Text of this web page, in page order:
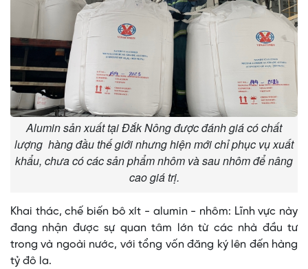
Alumin sản xuất tại Đắk Nông được đánh giá có chất
lượng hàng đầu thế giới nhưng hiện mới chỉ phục vụ xuất
khẩu, chưa có các sản phẩm nhôm và sau nhôm để nâng
cao giá trị.
Khai thác, chế biến bô xít - alumin - nhôm: Lĩnh vực này
đang nhận được sự quan tâm lớn từ các nhà đầu tư
trong và ngoài nước, với tổng vốn đăng ký lên đến hàng
tỷ đô la.